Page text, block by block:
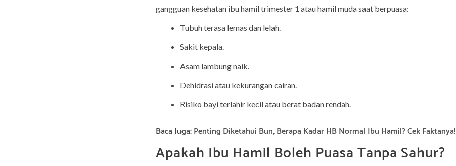
gangguan kesehatan ibu hamil trimester 1 atau hamil muda saat berpuasa:
Tubuh terasa lemas dan lelah.
Sakit kepala.
Asam lambung naik.
Dehidrasi atau kekurangan cairan.
Risiko bayi terlahir kecil atau berat badan rendah.
Baca Juga:Penting Diketahui Bun, Berapa Kadar HB Normal Ibu Hamil? Cek Faktanya!
Apakah Ibu Hamil Boleh Puasa Tanpa Sahur?